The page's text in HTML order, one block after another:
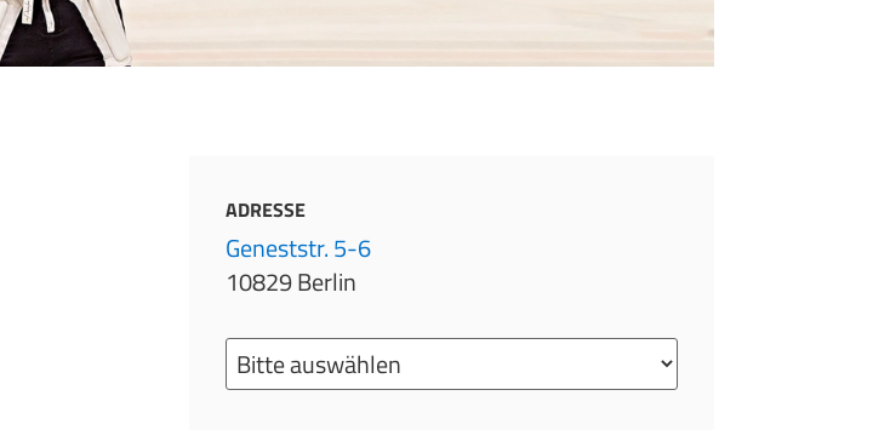
ADRESSE
Geneststr. 5-6
10829 Berlin